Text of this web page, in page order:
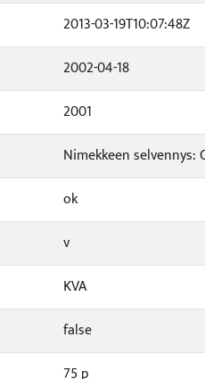
2013-03-19T10:07:48Z
2002-04-18
2001
Nimekkeen selvennys:
ok
v
KVA
false
75 p